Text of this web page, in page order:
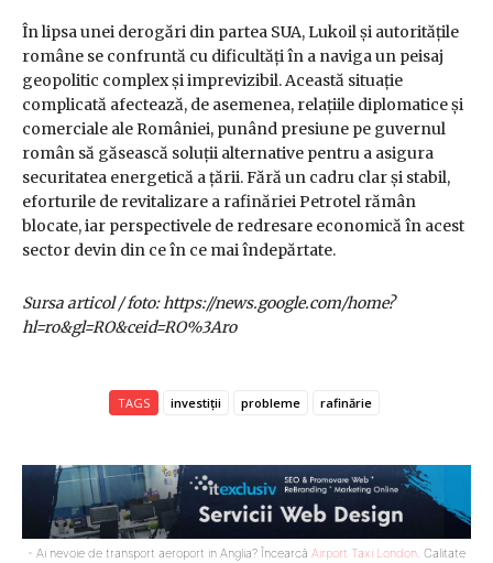
În lipsa unei derogări din partea SUA, Lukoil și autoritățile
române se confruntă cu dificultăți în a naviga un peisaj
geopolitic complex și imprevizibil. Această situație
complicată afectează, de asemenea, relațiile diplomatice și
comerciale ale României, punând presiune pe guvernul
român să găsească soluții alternative pentru a asigura
securitatea energetică a țării. Fără un cadru clar și stabil,
eforturile de revitalizare a rafinăriei Petrotel rămân
blocate, iar perspectivele de redresare economică în acest
sector devin din ce în ce mai îndepărtate.
Sursa articol / foto: https://news.google.com/home?
hl=ro&gl=RO&ceid=RO%3Aro
TAGS investiții probleme rafinărie
- Ai nevoie de transport aeroport in Anglia? Încearcă Airport Taxi London. Calitate